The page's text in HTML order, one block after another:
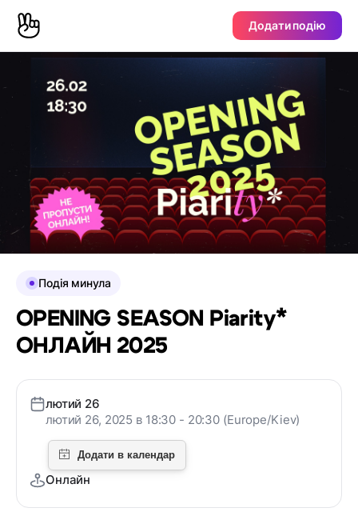
Додати подію
Подія минула
OPENING SEASON Piarity*
ОНЛАЙН 2025
лютий 26
лютий 26, 2025 в 18:30 - 20:30 (Europe/Kiev)
Онлайн